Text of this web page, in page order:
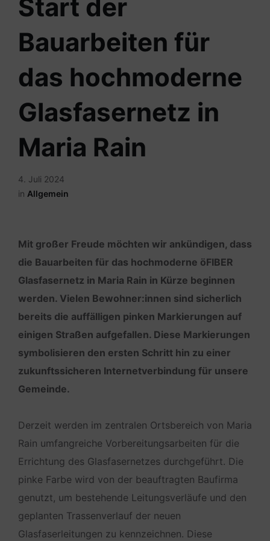
Start der
Bauarbeiten für
das hochmoderne
Glasfasernetz in
Maria Rain
4. Juli 2024
in Allgemein
Mit großer Freude möchten wir ankündigen, dass
die Bauarbeiten für das hochmoderne öFIBER
Glasfasernetz in Maria Rain in Kürze beginnen
werden. Vielen Bewohner:innen sind sicherlich
bereits die auffälligen pinken Markierungen auf
einigen Straßen aufgefallen. Diese Markierungen
symbolisieren den ersten Schritt hin zu einer
zukunftssicheren Internetverbindung für unsere
Gemeinde.
Derzeit werden im zentralen Ortsbereich von Maria
Rain umfangreiche Vorbereitungsarbeiten für die
Errichtung des Glasfasernetzes durchgeführt. Die
pinke Farbe wird von der beauftragten Baufirma
genutzt, um bestehende Leitungsverläufe und den
geplanten Trassenverlauf der neuen
Glasfaserleitungen zu kennzeichnen. Diese